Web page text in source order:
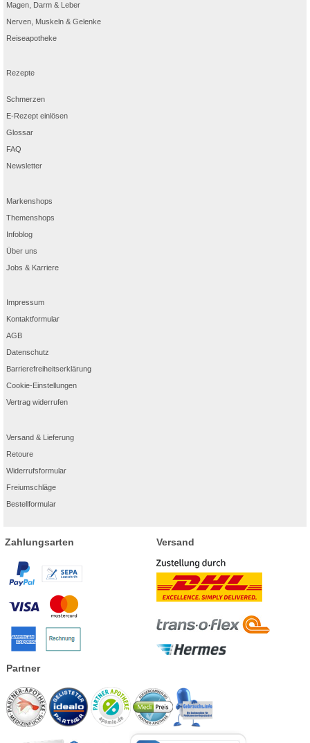
Magen, Darm & Leber
Nerven, Muskeln & Gelenke
Reiseapotheke
Rezepte
Schmerzen
E-Rezept einlösen
Glossar
FAQ
Newsletter
Markenshops
Themenshops
Infoblog
Über uns
Jobs & Karriere
Impressum
Kontaktformular
AGB
Datenschutz
Barrierefreiheitserklärung
Cookie-Einstellungen
Vertrag widerrufen
Versand & Lieferung
Retoure
Widerrufsformular
Freiumschläge
Bestellformular
Zahlungsarten Versand
Partner